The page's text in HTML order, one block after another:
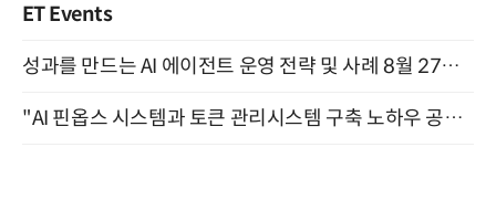
ET Events
성과를 만드는 AI 에이전트 운영 전략 및 사례 8월 27일 개최
"AI 핀옵스 시스템과 토큰 관리시스템 구축 노하우 공개" 잠실 한국광고문화회관 2층 대회의실 (8/21)